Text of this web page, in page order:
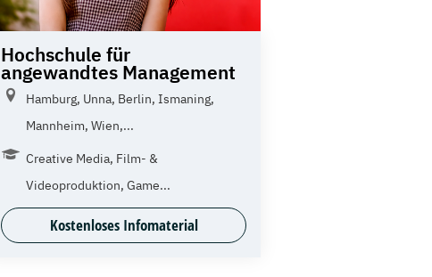
Hochschule für
angewandtes Management
Hamburg, Unna, Berlin, Ismaning,
Mannheim, Wien,...
Creative Media, Film- &
Videoproduktion, Game...
Kostenloses Infomaterial